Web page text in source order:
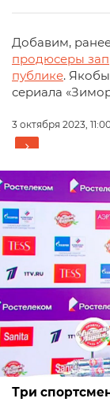
Добавим,
продюсеры
публике.
сериала
3 октября 2023,
Три